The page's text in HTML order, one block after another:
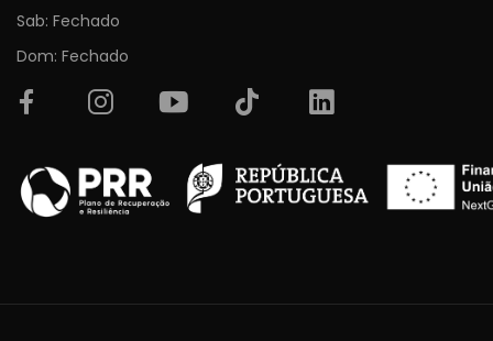
Sab: Fechado
Dom: Fechado